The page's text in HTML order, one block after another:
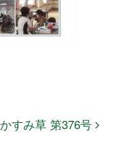
かすみ草 第376号